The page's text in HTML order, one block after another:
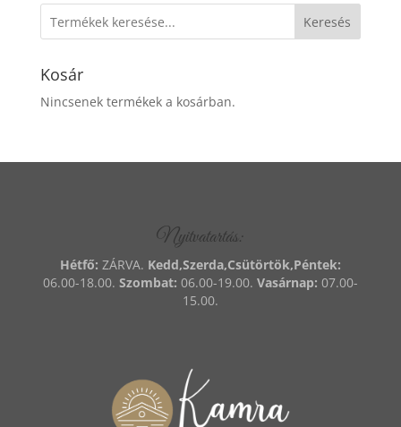
Keresés
Kosár
Nincsenek termékek a kosárban.
Nyitvatartás:
Hétfő: ZÁRVA. Kedd,Szerda,Csütörtök,Péntek:
06.00-18.00. Szombat: 06.00-19.00. Vasárnap: 07.00-
15.00.